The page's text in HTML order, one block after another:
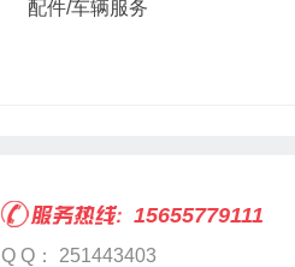
配件/车辆服务
15655779111
Q Q： 251443403